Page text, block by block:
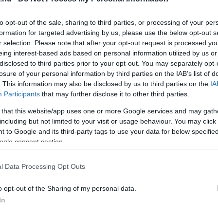
opt-out of the sale, sharing to third parties, or processing of your
for targeted advertising by us, please use the below opt-out
selection. Please note that after your opt-out request is processed
interest-based ads based on personal information utilized by us
to third parties prior to your opt-out. You may separately
of your personal information by third parties on the IAB’s list of
This information may also be disclosed by us to third parties on the
Participants that may further disclose it to other third parties.
that this website/app uses one or more Google services and may
but not limited to your visit or usage behaviour. You may
to Google and its third-party tags to use your data for below
consent section.
Data Processing Opt Outs
opt-out of the Sharing of my personal data.
a minőség is igen lényeges; egy rövid, de
tud megújulni. Az alvási
mint egy kellemes tapintásúselyem
kulcsfontosságú szerepet játszik az
belevetni magunkat az éjszakai
meggátolja ezt. A lefekvés előtti egy
mivel ezek csökkenthetik a melatonin
figyeljünk oda az esti rutinra. A napi
halk zene vagy épp meditáció remek